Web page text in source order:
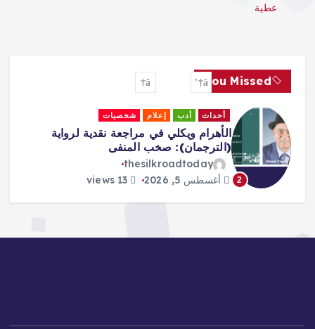
عطية
You Missed
3
أحداث إعلام جاليري لقاءات
Africa Must Own Its Narrative –
Adeboboye
thesilkroadtoday
أغسطس 5, 2026